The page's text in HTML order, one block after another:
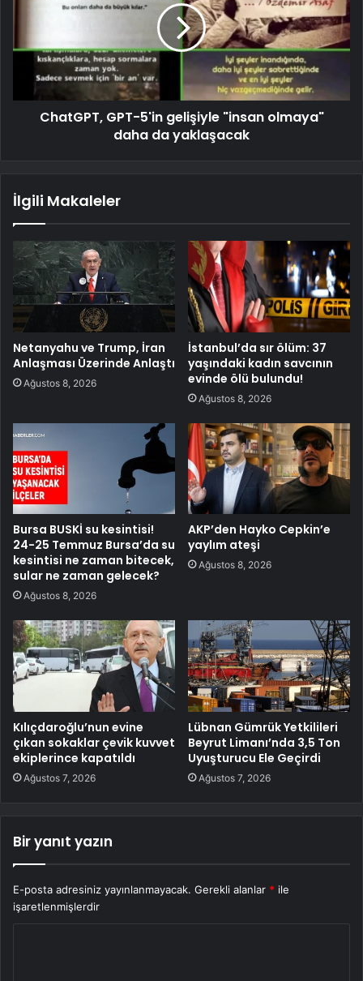
ChatGPT, GPT-5'in gelişiyle "insan olmaya"
daha da yaklaşacak
İlgili Makaleler
Netanyahu ve Trump, İran
Anlaşması Üzerinde Anlaştı
Ağustos 8, 2026
İstanbul’da sır ölüm: 37
yaşındaki kadın savcının
evinde ölü bulundu!
Ağustos 8, 2026
Bursa BUSKİ su kesintisi!
24-25 Temmuz Bursa’da su
kesintisi ne zaman bitecek,
sular ne zaman gelecek?
Ağustos 8, 2026
AKP’den Hayko Cepkin’e
yaylım ateşi
Ağustos 8, 2026
Kılıçdaroğlu’nun evine
çıkan sokaklar çevik kuvvet
ekiplerince kapatıldı
Ağustos 7, 2026
Lübnan Gümrük Yetkilileri
Beyrut Limanı’nda 3,5 Ton
Uyuşturucu Ele Geçirdi
Ağustos 7, 2026
Bir yanıt yazın
E-posta adresiniz yayınlanmayacak. Gerekli alanlar * ile
işaretlenmişlerdir